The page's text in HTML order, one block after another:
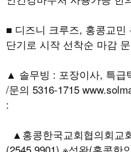
■ 디즈니 크루즈, 홍콩교
단기로 시작 선착순 마감
▲ 솔무빙 : 포장이사, 특급
/문의 5316-1715
:
▲홍콩한국교회협의회교